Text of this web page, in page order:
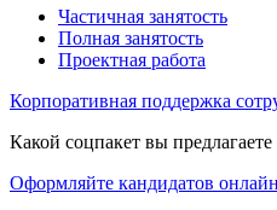
Частичная занятость
Полная занятость
Проектная работа
Корпоративная поддержка
Какой соцпакет вы
Оформляйте кандидатов онлайн